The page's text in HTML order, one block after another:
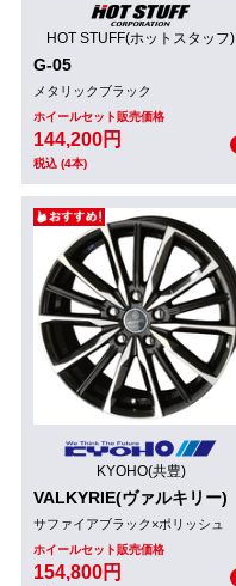
HOT STUFF(ホットスタッフ)
G-05
メタリックブラック
ホイールセット販売価格
144,200円
税込 (4本)
KYOHO(共豊)
VALKYRIE(ヴァルキリー)
サファイアブラック×ポリッシュ
ホイールセット販売価格
154,800円